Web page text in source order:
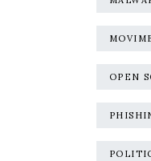
OPEN